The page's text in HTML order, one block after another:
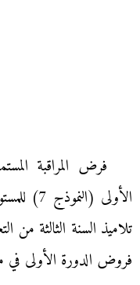
فرض المراقبة
الأولى
تلاميذ السنة الثالثة من
فروض الدورة الأولى في